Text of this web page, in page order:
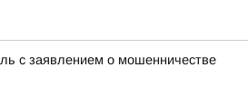
с заявлением о мошенничестве